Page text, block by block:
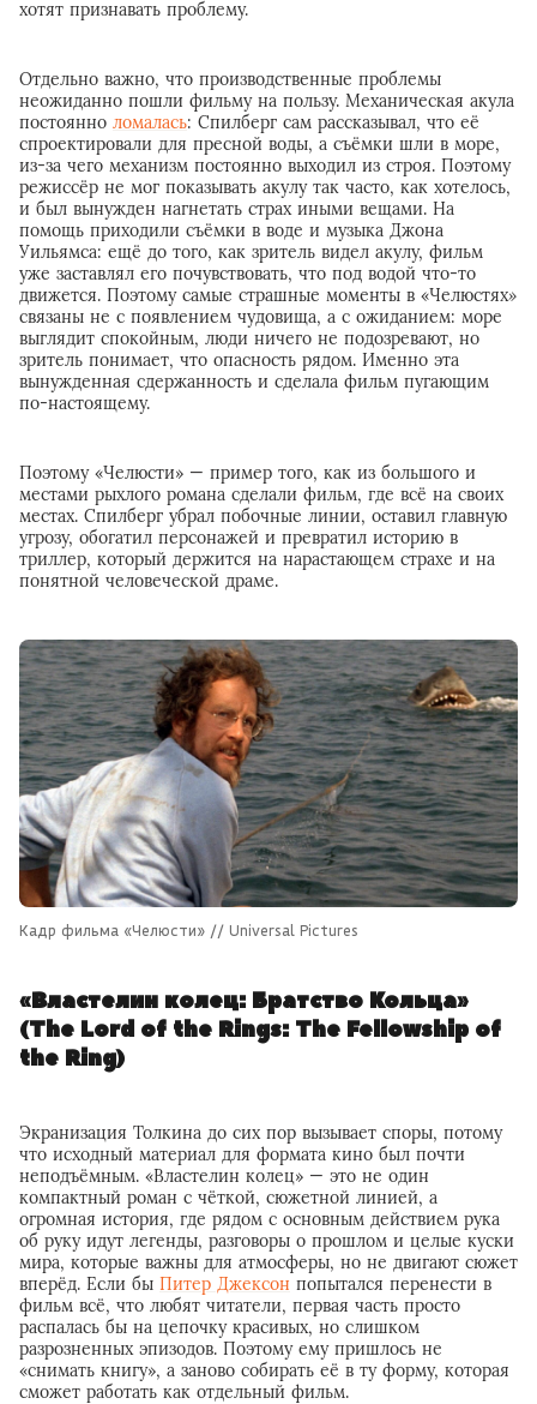
хотят признавать проблему.
Отдельно важно, что производственные проблемы
неожиданно пошли фильму на пользу. Механическая акула
постоянно ломалась: Спилберг сам рассказывал, что её
спроектировали для пресной воды, а съёмки шли в море,
из-за чего механизм постоянно выходил из строя. Поэтому
режиссёр не мог показывать акулу так часто, как хотелось,
и был вынужден нагнетать страх иными вещами. На
помощь приходили съёмки в воде и музыка Джона
Уильямса: ещё до того, как зритель видел акулу, фильм
уже заставлял его почувствовать, что под водой что-то
движется. Поэтому самые страшные моменты в «Челюстях»
связаны не с появлением чудовища, а с ожиданием: море
выглядит спокойным, люди ничего не подозревают, но
зритель понимает, что опасность рядом. Именно эта
вынужденная сдержанность и сделала фильм пугающим
по-настоящему.
Поэтому «Челюсти» — пример того, как из большого и
местами рыхлого романа сделали фильм, где всё на своих
местах. Спилберг убрал побочные линии, оставил главную
угрозу, обогатил персонажей и превратил историю в
триллер, который держится на нарастающем страхе и на
понятной человеческой драме.
Кадр фильма «Челюсти» // Universal Pictures
«Властелин колец: Братство Кольца»
(The Lord of the Rings: The Fellowship of
the Ring)
Экранизация Толкина до сих пор вызывает споры, потому
что исходный материал для формата кино был почти
неподъёмным. «Властелин колец» — это не один
компактный роман с чёткой, сюжетной линией, а
огромная история, где рядом с основным действием рука
об руку идут легенды, разговоры о прошлом и целые куски
мира, которые важны для атмосферы, но не двигают сюжет
вперёд. Если бы Питер Джексон попытался перенести в
фильм всё, что любят читатели, первая часть просто
распалась бы на цепочку красивых, но слишком
разрозненных эпизодов. Поэтому ему пришлось не
«снимать книгу», а заново собирать её в ту форму, которая
сможет работать как отдельный фильм.